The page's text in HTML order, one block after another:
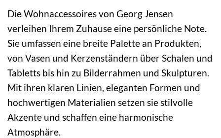
Die Wohnaccessoires von Georg Jensen
verleihen Ihrem Zuhause eine persönliche Note.
Sie umfassen eine breite Palette an Produkten,
von Vasen und Kerzenständern über Schalen und
Tabletts bis hin zu Bilderrahmen und Skulpturen.
Mit ihren klaren Linien, eleganten Formen und
hochwertigen Materialien setzen sie stilvolle
Akzente und schaffen eine harmonische
Atmosphäre.